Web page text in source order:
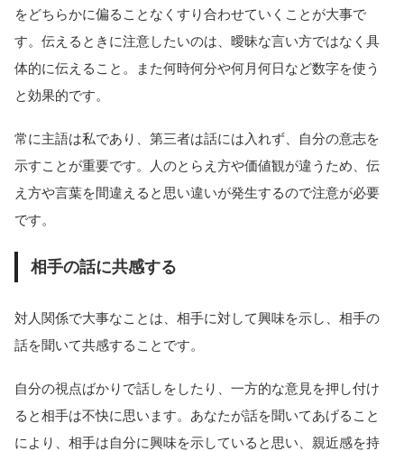
をどちらかに偏ることなくすり合わせていくことが大事で
す。伝えるときに注意したいのは、曖昧な言い方ではなく具
体的に伝えること。また何時何分や何月何日など数字を使う
と効果的です。
常に主語は私であり、第三者は話には入れず、自分の意志を
示すことが重要です。人のとらえ方や価値観が違うため、伝
え方や言葉を間違えると思い違いが発生するので注意が必要
です。
相手の話に共感する
対人関係で大事なことは、相手に対して興味を示し、相手の
話を聞いて共感することです。
自分の視点ばかりで話しをしたり、一方的な意見を押し付け
ると相手は不快に思います。あなたが話を聞いてあげること
により、相手は自分に興味を示していると思い、親近感を持